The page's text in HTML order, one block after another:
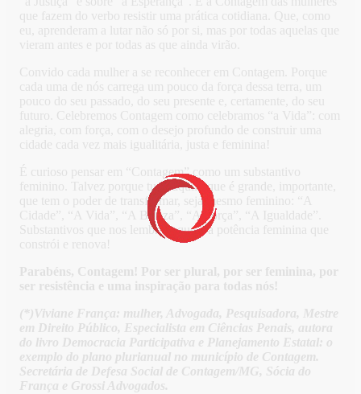
que fazem do verbo resistir uma prática cotidiana. Que, como
eu, aprenderam a lutar não só por si, mas por todas aquelas que
vieram antes e por todas as que ainda virão.
Convido cada mulher a se reconhecer em Contagem. Porque
cada uma de nós carrega um pouco da força dessa terra, um
pouco do seu passado, do seu presente e, certamente, do seu
futuro. Celebremos Contagem como celebramos “a Vida”: com
alegria, com força, com o desejo profundo de construir uma
cidade cada vez mais igualitária, justa e feminina!
É curioso pensar em “Contagem” como um substantivo
feminino. Talvez porque tudo aquilo que é grande, importante,
que tem o poder de transformar, seja mesmo feminino: “A
Cidade”, “A Vida”, “A Beleza”, “A Força”, “A Igualdade”.
Substantivos que nos lembram que é a potência feminina que
constrói e renova!
Parabéns, Contagem! Por ser plural, por ser feminina, por
ser resistência e uma inspiração para todas nós!
(*)Viviane França: mulher, Advogada, Pesquisadora, Mestre
em Direito Público, Especialista em Ciências Penais, autora
do livro Democracia Participativa e Planejamento Estatal: o
exemplo do plano plurianual no município de Contagem.
Secretária de Defesa Social de Contagem/MG, Sócia do
França e Grossi Advogados.